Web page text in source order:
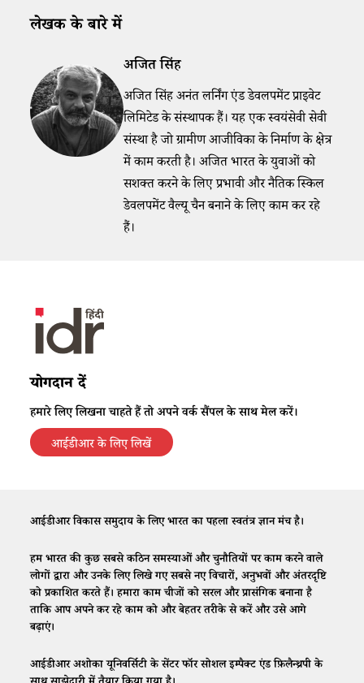
लेखक के बारे में
अजित सिंह
अजित सिंह अनंत लर्निंग एंड डेवलपमेंट प्राइवेट
लिमिटेड के संस्थापक हैं। यह एक स्वयंसेवी सेवी
संस्था है जो ग्रामीण आजीविका के निर्माण के क्षेत्र
में काम करती है। अजित भारत के युवाओं को
सशक्त करने के लिए प्रभावी और नैतिक स्किल
डेवलपमेंट वैल्यू चैन बनाने के लिए काम कर रहे
हैं।
योगदान दें
हमारे लिए लिखना चाहते हैं तो अपने वर्क सैंपल के साथ मेल करें।
आईडीआर के लिए लिखें
आईडीआर विकास समुदाय के लिए भारत का पहला स्वतंत्र ज्ञान मंच है।
हम भारत की कुछ सबसे कठिन समस्याओं और चुनौतियों पर काम करने वाले
लोगों द्वारा और उनके लिए लिखे गए सबसे नए विचारों, अनुभवों और अंतरदृष्टि
को प्रकाशित करते हैं। हमारा काम चीजों को सरल और प्रासंगिक बनाना है
ताकि आप अपने कर रहे काम को और बेहतर तरीके से करें और उसे आगे
बढ़ाएं।
आईडीआर अशोका यूनिवर्सिटी के सेंटर फॉर सोशल इम्पैक्ट एंड फ़िलैन्थ्रपी के